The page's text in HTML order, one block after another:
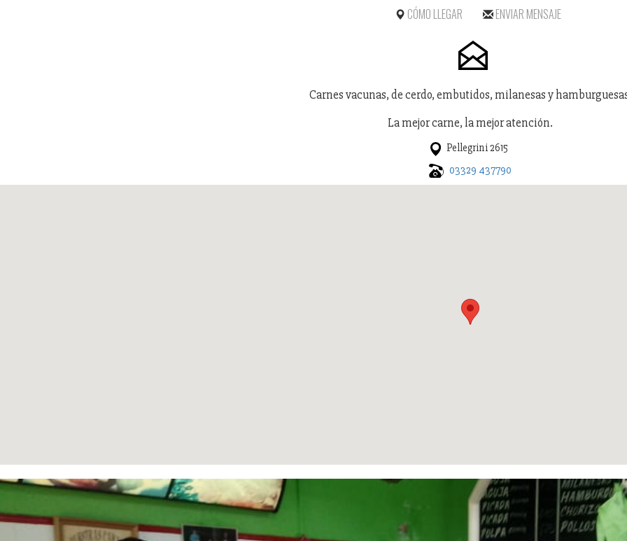
CÓMO LLEGAR ENVIAR MENSAJE
Carnes vacunas, de cerdo, embutidos, milanesas y
La mejor carne, la mejor atención.
Pellegrini 2615
03329 437790